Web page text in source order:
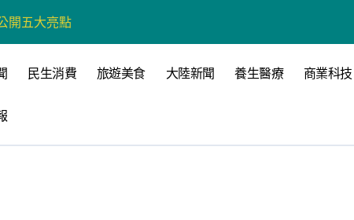
開五大亮點
黨版才是「國防+產業」務實版
好高雄
適小城
螺絲捐助獎學金
民生消費 旅遊美食 大陸新聞 養生醫療 商業科技